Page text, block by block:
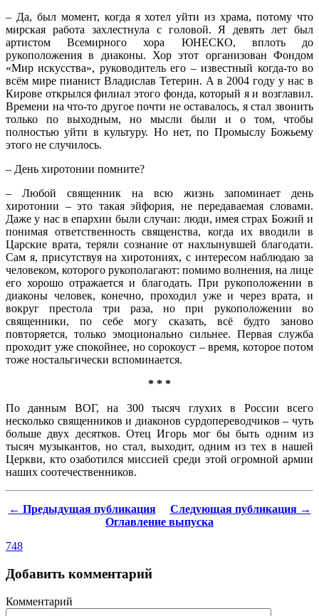
– Да, был момент, когда я хотел уйти из храма, потому что
мирская работа захлестнула с головой. Я девять лет был
артистом Всемирного хора ЮНЕСКО, вплоть до
рукоположения в диаконы. Хор этот организован Фондом
«Мир искусства», руководитель его – известный когда-то во
всём мире пианист Владислав Тетерин. А в 2004 году у нас в
Кирове открылся филиал этого фонда, который я и возглавил.
Времени на что-то другое почти не оставалось, я стал звонить
только по выходным, но мысли были и о том, чтобы
полностью уйти в культуру. Но нет, по Промыслу Божьему
этого не случилось.
– День хиротонии помните?
– Любой священник на всю жизнь запоминает день
хиротонии – это такая эйфория, не передаваемая словами.
Даже у нас в епархии были случаи: люди, имея страх Божий и
понимая ответственность священства, когда их вводили в
Царские врата, теряли сознание от нахлынувшей благодати.
Сам я, присутствуя на хиротониях, с интересом наблюдаю за
человеком, которого рукополагают: помимо волнения, на лице
его хорошо отражается и благодать. При рукоположении в
диаконы человек, конечно, проходил уже и через врата, и
вокруг престола три раза, но при рукоположении во
священники, по себе могу сказать, всё будто заново
повторяется, только эмоционально сильнее. Первая служба
проходит уже спокойнее, но сорокоуст – время, которое потом
тоже ностальгически вспоминается.
* * *
По данным ВОГ, на 300 тысяч глухих в России всего
несколько священников и диаконов сурдопереводчиков – чуть
больше двух десятков. Отец Игорь мог бы быть одним из
тысяч музыкантов, но стал, выходит, одним из тех в нашей
Церкви, кто озаботился миссией среди этой огромной армии
наших соотечественников.
← Предыдущая публикация
Следующая публикация →
Оглавление выпуска
748
Добавить комментарий
Комментарий